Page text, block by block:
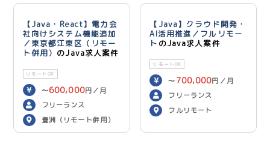
【Java・React】電力会
社向けシステム機能追加
／東京都江東区（リモー
ト併用） のJava求人案件
リモートOK
〜600,000円／月
フリーランス
豊洲（リモート併用）
【Java】クラウド開発・
AI活用推進／フルリモー
ト のJava求人案件
リモートOK
〜 700,000円／月
フリーランス
フルリモート